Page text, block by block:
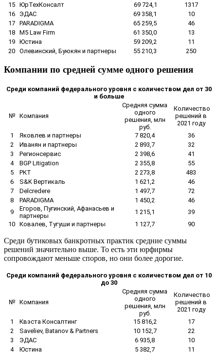
15 ЮрТехКонсалт 69 724,1
1317
16
ЭДАС 69 358,1
10
17 PARADIGMA 65 259,5
46
18 M5 Law Firm 61 350,0
13
19 Юстина 59 209,2
11
20 Олевинский, Буюкян и партнеры 55 210,3 250
Компании по средней сумме одного решения
Среди компаний федерального уровня с количеством дел от 30
и больше
№ Компания
Средняя сумма
одного
решения, млн
руб.
Количество
решений в
2021 году
1
Яковлев и партнеры 7 820,4
36
2
Иванян и партнеры 2 893,7
32
3
Регионсервис 2 398,6
41
4
BGP Litigation 2 355,8
55
5
РКТ 2 273,8
483
6
S&K Вертикаль 1 621,2
46
7
Delcredere 1 497,7
72
8
PARADIGMA 1 450,2
46
9
Егоров, Пугинский, Афанасьев и
партнеры
1 215,1
39
10 Ковалев, Тугуши и партнеры 1 127,7 90
Cреди бутиковых банкротных практик средние суммы
решений значительно выше. То есть эти юрфирмы
сопровождают меньше споров, но они более дорогие.
Среди компаний федерального уровня с количеством дел от 10
до 30
№ Компания
Средняя сумма
одного
решения, млн
руб.
Количество
решений в
2021 году
1
Квэста Консалтинг 15 816,2
17
2
Saveliev, Batanov & Partners 10 152,7
22
3
ЭДАС 6 935,8
10
4
Юстина 5 382,7
11